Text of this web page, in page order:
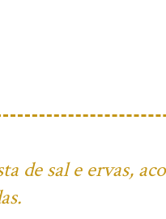
de sal e ervas,